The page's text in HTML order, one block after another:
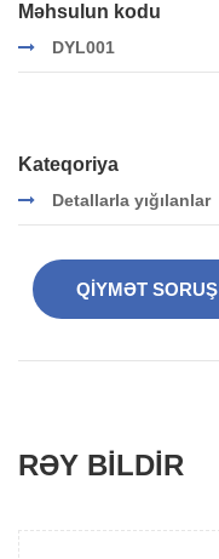
Məhsulun kodu
DYL001
Kateqoriya
Detallarla yığılanlar
QIYMƏT SORUŞ
RƏY BILDIR